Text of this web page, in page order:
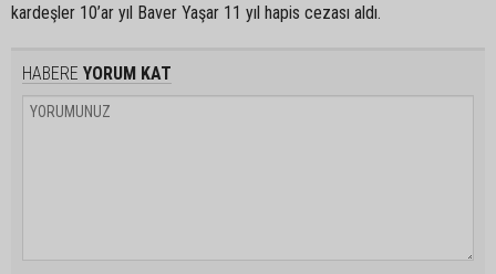
kardeşler 10’ar yıl Baver Yaşar 11 yıl hapis cezası aldı.
HABERE YORUM KAT